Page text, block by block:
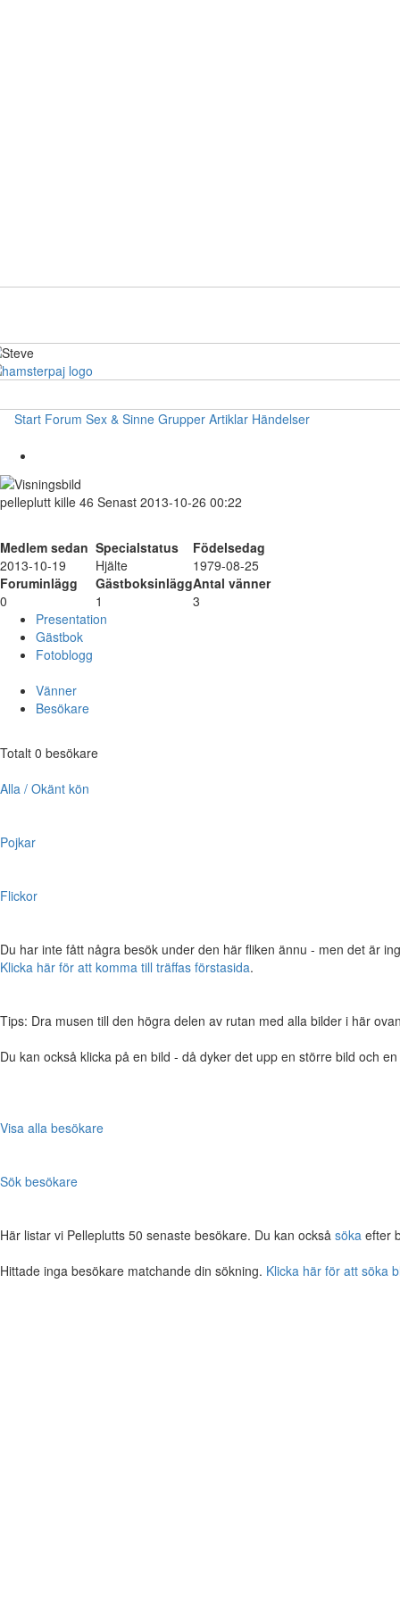
Start Forum Sex & Sinne Grupper Artiklar Händelser
pelleplutt kille 46 Senast 2013-10-26 00:22
Medlem sedan Specialstatus
Födelsedag
2013-10-19
Hjälte
1979-08-25
Foruminlägg
GästboksinläggAntal vänner
0
1
3
Presentation
Gästbok
Fotoblogg
Vänner
Besökare
Totalt 0 besökare
Alla / Okänt kön
Pojkar
Flickor
Du har inte fått några besök under den här fliken ännu - men det är
Klicka här för att komma till träffas förstasida.
Tips: Dra musen till den högra delen av rutan med alla bilder i här
Du kan också klicka på en bild - då dyker det upp en större bild och
Visa alla besökare
Sök besökare
Här listar vi Pelleplutts 50 senaste besökare. Du kan också söka efter
Hittade inga besökare matchande din sökning. Klicka här för att söka